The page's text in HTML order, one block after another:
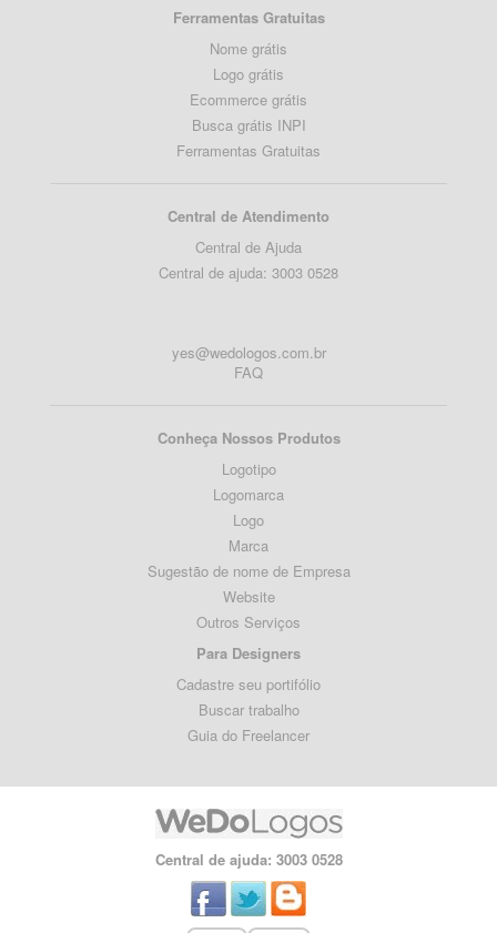
Ferramentas Gratuitas
Nome grátis
Logo grátis
Ecommerce grátis
Busca grátis INPI
Ferramentas Gratuitas
Central de Atendimento
Central de Ajuda
Central de ajuda: 3003 0528
yes@wedologos.com.br
FAQ
Conheça Nossos Produtos
Logotipo
Logomarca
Logo
Marca
Sugestão de nome de Empresa
Website
Outros Serviços
Para Designers
Cadastre seu portifólio
Buscar trabalho
Guia do Freelancer
Central de ajuda: 3003 0528